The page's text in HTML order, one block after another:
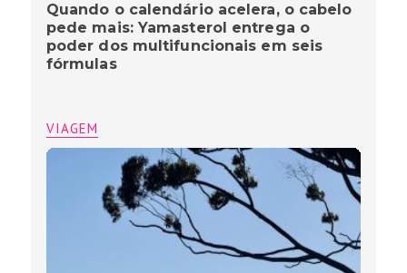
Quando o calendário acelera, o cabelo
pede mais: Yamasterol entrega o
poder dos multifuncionais em seis
fórmulas
VIAGEM